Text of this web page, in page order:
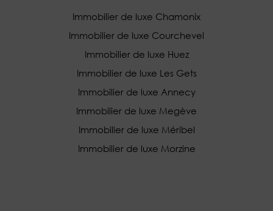
Immobilier de luxe Chamonix
Immobilier de luxe Courchevel
Immobilier de luxe Huez
Immobilier de luxe Les Gets
Immobilier de luxe Annecy
Immobilier de luxe Megève
Immobilier de luxe Méribel
Immobilier de luxe Morzine